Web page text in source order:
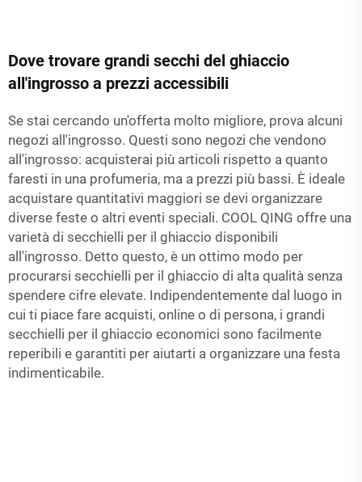
Dove trovare grandi secchi del ghiaccio
all'ingrosso a prezzi accessibili
Se stai cercando un'offerta molto migliore, prova alcuni
negozi all'ingrosso. Questi sono negozi che vendono
all'ingrosso: acquisterai più articoli rispetto a quanto
faresti in una profumeria, ma a prezzi più bassi. È ideale
acquistare quantitativi maggiori se devi organizzare
diverse feste o altri eventi speciali. COOL QING offre una
varietà di secchielli per il ghiaccio disponibili
all'ingrosso. Detto questo, è un ottimo modo per
procurarsi secchielli per il ghiaccio di alta qualità senza
spendere cifre elevate. Indipendentemente dal luogo in
cui ti piace fare acquisti, online o di persona, i grandi
secchielli per il ghiaccio economici sono facilmente
reperibili e garantiti per aiutarti a organizzare una festa
indimenticabile.